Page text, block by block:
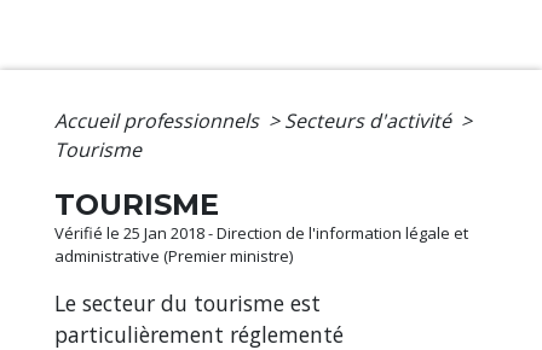
Accueil professionnels > Secteurs d'activité >
Tourisme
TOURISME
Vérifié le 25 Jan 2018 - Direction de l'information légale et
administrative (Premier ministre)
Le secteur du tourisme est
particulièrement réglementé